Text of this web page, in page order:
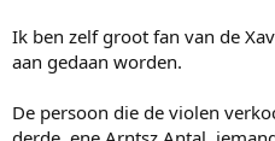
Ik ben zelf groot fan van de
aan gedaan worden.
De persoon die de violen